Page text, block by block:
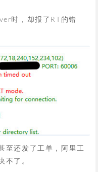
时，却报了RT的错
至还发了工单，阿里工
不了。